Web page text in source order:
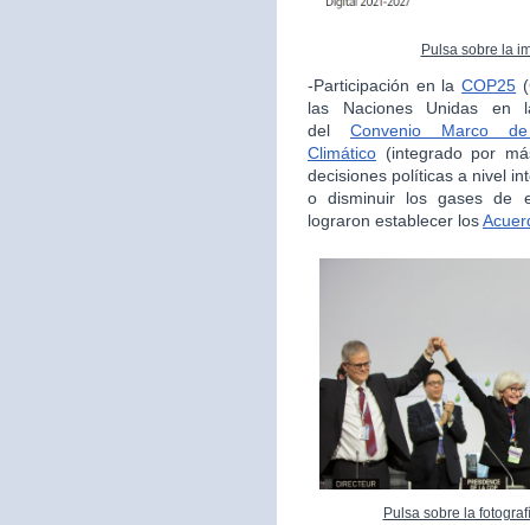
Pulsa sobre la
-Participación en laCOP25
las Naciones Unidas en
del Convenio Marco
Climático (integrado por
decisiones políticas a nivel
o disminuir los gases de
lograron establecer los
Pulsa sobre la